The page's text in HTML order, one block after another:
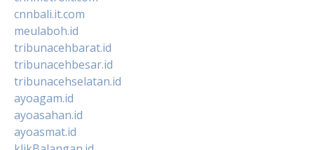
cnnbali.it.com
meulaboh.id
tribunacehbarat.id
tribunacehbesar.id
tribunacehselatan.id
ayoagam.id
ayoasahan.id
ayoasmat.id